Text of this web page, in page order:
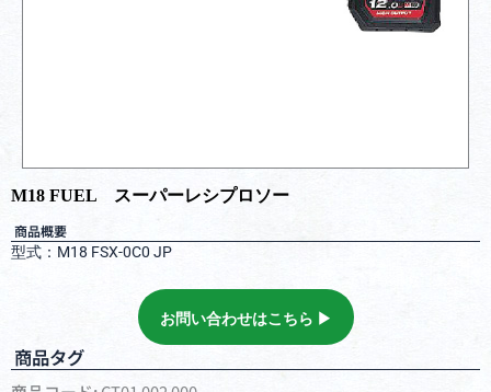
M18 FUEL スーパーレシプロソー
商品概要
型式：M18 FSX-0C0 JP
お問い合わせはこちら ▶︎
商品タグ